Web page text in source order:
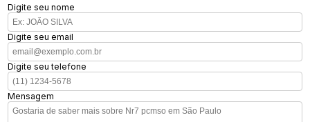
Digite seu nome
Digite seu email
Digite seu telefone
Mensagem